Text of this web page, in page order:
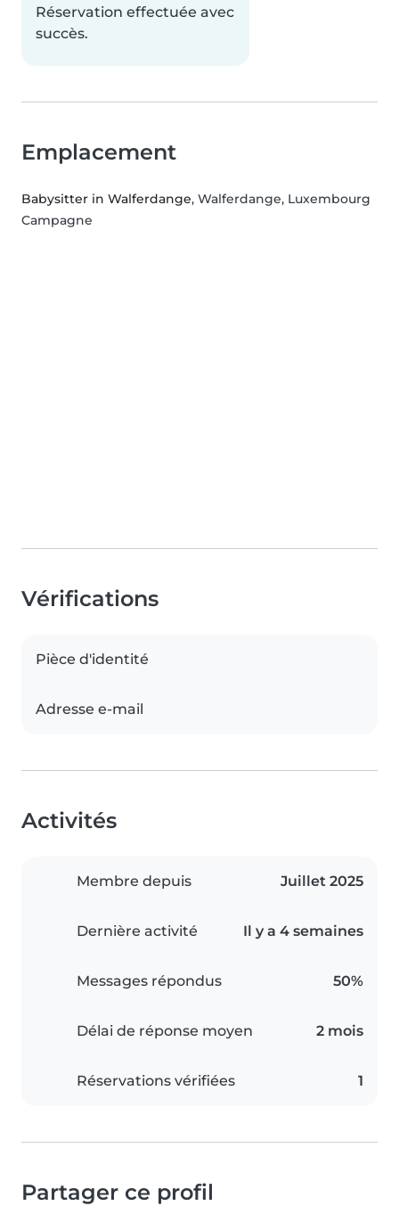
Réservation effectuée avec
succès.
Emplacement
Babysitter in Walferdange, Walferdange, Luxembourg
Campagne
Vérifications
Pièce d'identité
Adresse e-mail
Activités
Membre depuis Juillet 2025
Dernière activité Il y a 4 semaines
Messages répondus 50%
Délai de réponse moyen 2 mois
Réservations vérifiées 1
Partager ce profil